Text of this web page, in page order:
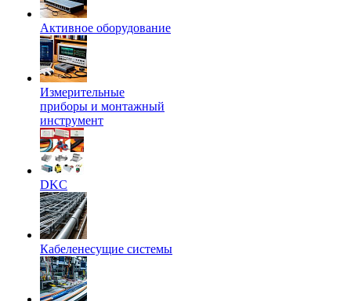
Активное оборудование
Измерительные
приборы и монтажный
инструмент
DKC
Кабеленесущие системы